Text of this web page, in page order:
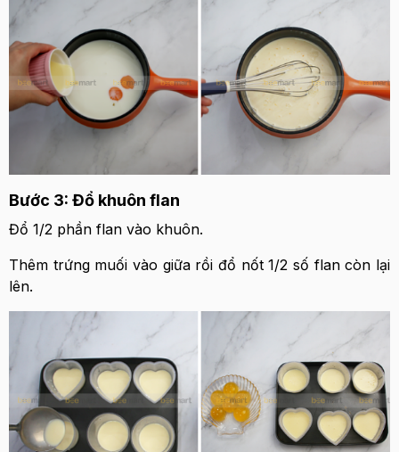
Bước 3: Đổ khuôn flan
Đổ 1/2 phần flan vào khuôn.
Thêm trứng muối vào giữa rồi đổ nốt 1/2 số flan còn lại
lên.